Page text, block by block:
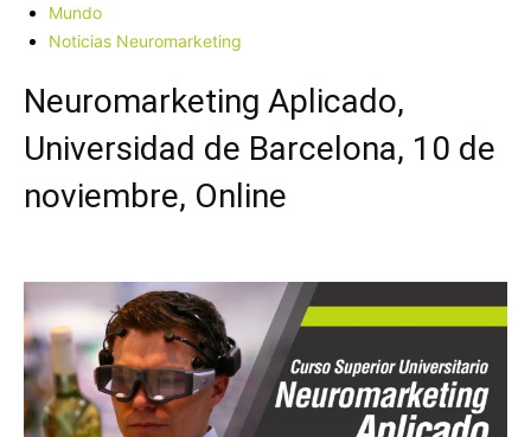
Mundo
Noticias Neuromarketing
Neuromarketing Aplicado,
Universidad de Barcelona, 10 de
noviembre, Online